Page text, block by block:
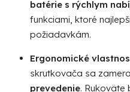
batérie s rýchlym
funkciami, ktoré
požiadavkám.
Ergonomické
skrutkovača sa
prevedenie. Rukoväte